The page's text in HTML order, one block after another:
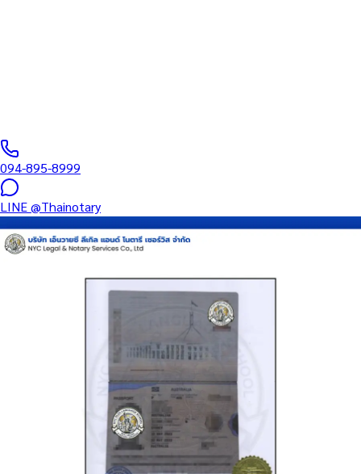
094-895-8999
LINE@Thainotary